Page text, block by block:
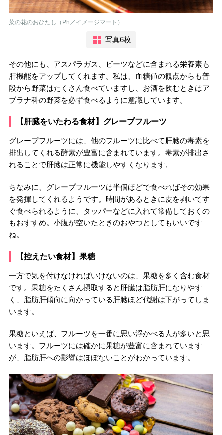
菜の花のおひたし（Ph／イメージマート）
写真6枚
その他にも、アスパラガス、ビーツなどに含まれる栄養素も
肝機能をアップしてくれます。私は、血糖値の観点からも普
段から野菜はたくさん食べていますし、お酒を飲むときはア
ブラナ科の野菜を必ず食べるように意識しています。
【肝臓をいたわる食材】グレープフルーツ
グレープフルーツには、他のフルーツに比べて肝臓の毒素を
排出してくれる酵素が豊富に含まれています。毒素が排出さ
れることで肝臓は正常に機能しやすくなります。
ちなみに、グレープフルーツは半個ほどで食べればその効果
を発揮してくれるようです。時間があるときに皮を剥いてす
ぐ食べられるように、タッパーなどに入れて常備しておくの
もおすすめ。小腹が空いたときのおやつとしてもいいです
ね。
【控えたい食材】果糖
一方で気を付けなければいけないのは、果糖を多く含む食材
です。果糖をたくさん摂取すると肝臓は脂肪肝になりやす
く、脂肪肝傾向に向かっている肝臓ほど代謝は下がってしま
います。
果糖といえば、フルーツを一番に思い浮かべる人が多いと思
います。フルーツには確かに果糖が豊富に含まれています
が、脂肪肝への影響はほぼないことがわかっています。